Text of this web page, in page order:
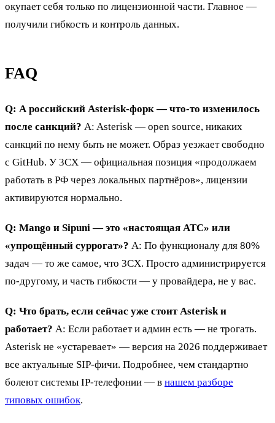
окупает себя только по лицензионной части. Главное —
получили гибкость и контроль данных.
FAQ
Q: А российский Asterisk-форк — что-то изменилось
после санкций? A: Asterisk — open source, никаких
санкций по нему быть не может. Образ уезжает свободно
с GitHub. У 3CX — официальная позиция «продолжаем
работать в РФ через локальных партнёров», лицензии
активируются нормально.
Q: Mango и Sipuni — это «настоящая АТС» или
«упрощённый суррогат»? A: По функционалу для 80%
задач — то же самое, что 3CX. Просто администрируется
по-другому, и часть гибкости — у провайдера, не у вас.
Q: Что брать, если сейчас уже стоит Asterisk и
работает? A: Если работает и админ есть — не трогать.
Asterisk не «устаревает» — версия на 2026 поддерживает
все актуальные SIP-фичи. Подробнее, чем стандартно
болеют системы IP-телефонии — в нашем разборе
типовых ошибок.